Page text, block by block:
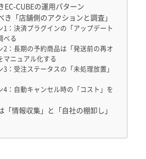
EC-CUBEの運用パターン
き「店舗側のアクションと調査」
1：決済プラグインの「アップデート
べる
2：長期の予約商品は「発送前の再オ
マニュアル化する
3：受注ステータスの「未処理放置」
4：自動キャンセル時の「コスト」を
「情報収集」と「自社の棚卸し」